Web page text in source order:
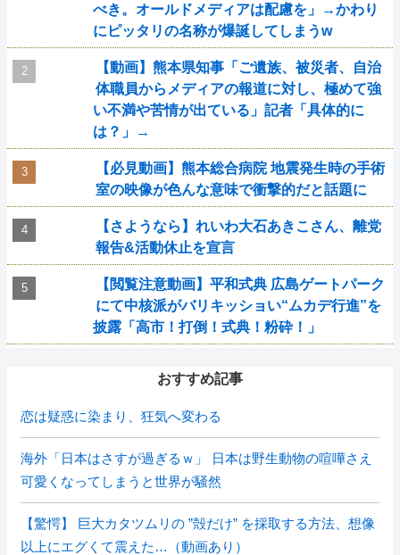
べき。オールドメディアは配慮を」→かわり
にピッタリの名称が爆誕してしまうw
【動画】熊本県知事「ご遺族、被災者、自治
体職員からメディアの報道に対し、極めて強
い不満や苦情が出ている」記者「具体的に
は？」→
【必見動画】熊本総合病院 地震発生時の手術
室の映像が色んな意味で衝撃的だと話題に
【さようなら】れいわ大石あきこさん、離党
報告&活動休止を宣言
【閲覧注意動画】平和式典 広島ゲートパーク
にて中核派がバリキッショい“ムカデ行進”を
披露「高市！打倒！式典！粉砕！」
おすすめ記事
恋は疑惑に染まり、狂気へ変わる
海外「日本はさすが過ぎるｗ」 日本は野生動物の喧嘩さえ
可愛くなってしまうと世界が騒然
【驚愕】 巨大カタツムリの ”殻だけ” を採取する方法、想像
以上にエグくて震えた…（動画あり）